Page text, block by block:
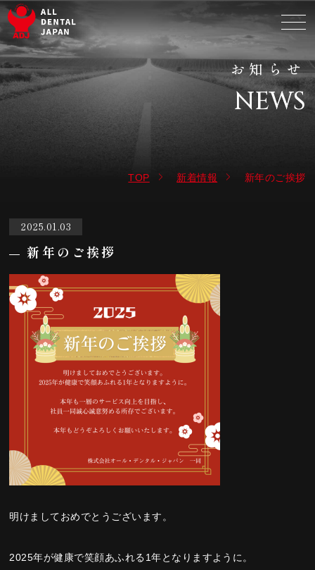
お知らせ
NEWS
TOP 新着情報 新年のご挨拶
2025.01.03
新年のご挨拶
明けましておめでとうございます。
2025年が健康で笑顔あふれる1年となりますように。